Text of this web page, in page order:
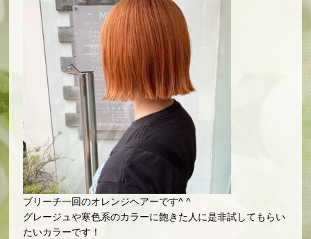
ブリーチ一回のオレンジヘアーです^ ^
グレージュや寒色系のカラーに飽きた人に是非試してもらい
たいカラーです！